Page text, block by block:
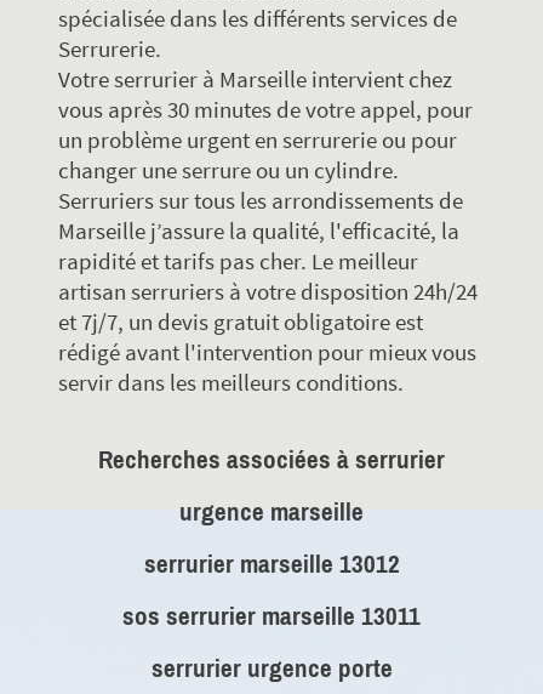
spécialisée dans les différents services de
Serrurerie.
Votre serrurier à Marseille intervient chez
vous après 30 minutes de votre appel, pour
un problème urgent en serrurerie ou pour
changer une serrure ou un cylindre.
Serruriers sur tous les arrondissements de
Marseille j’assure la qualité, l'efficacité, la
rapidité et tarifs pas cher. Le meilleur
artisan serruriers à votre disposition 24h/24
et 7j/7, un devis gratuit obligatoire est
rédigé avant l'intervention pour mieux vous
servir dans les meilleurs conditions.
Recherches associées à serrurier
urgence marseille
serrurier marseille 13012
sos serrurier marseille 13011
serrurier urgence porte